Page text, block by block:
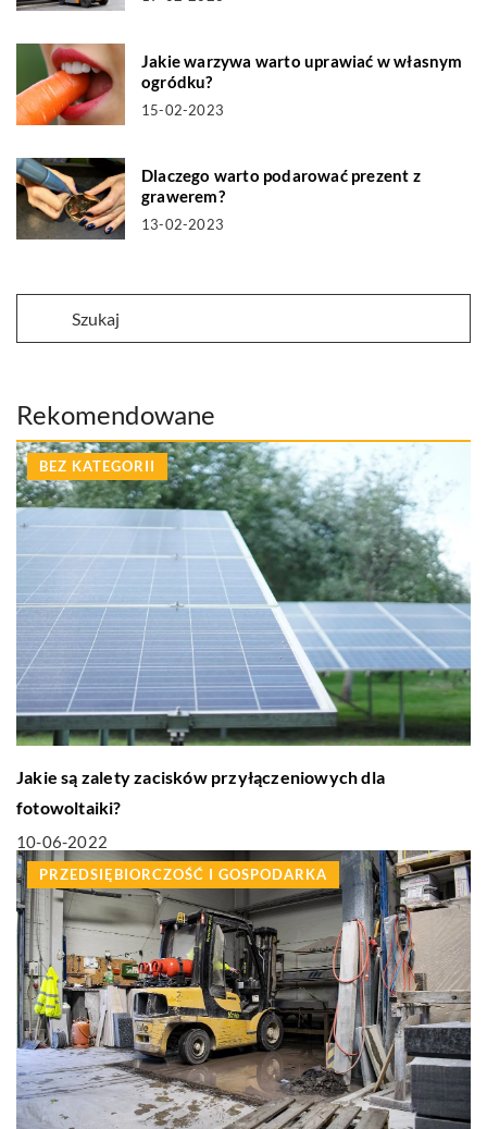
Jakie warzywa warto uprawiać w własnym
ogródku?
15-02-2023
Dlaczego warto podarować prezent z
grawerem?
13-02-2023
Rekomendowane
BEZ KATEGORII
Jakie są zalety zacisków przyłączeniowych dla
fotowoltaiki?
10-06-2022
PRZEDSIĘBIORCZOŚĆ I GOSPODARKA